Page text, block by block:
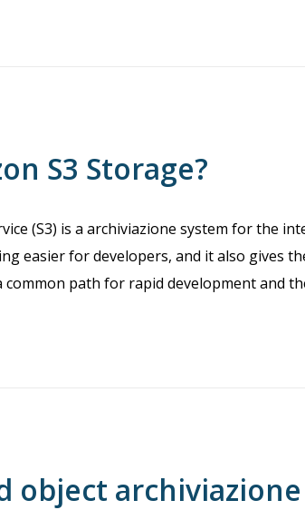
S3 Storage?
(S3) is a archiviazione system for the
easier for developers, and it also gives
common path for rapid development and
object archiviazione